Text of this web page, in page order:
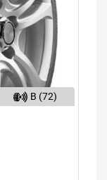
B (72)